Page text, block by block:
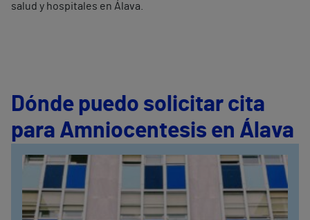
salud y hospitales en Álava.
Dónde puedo solicitar cita
para Amniocentesis en Álava